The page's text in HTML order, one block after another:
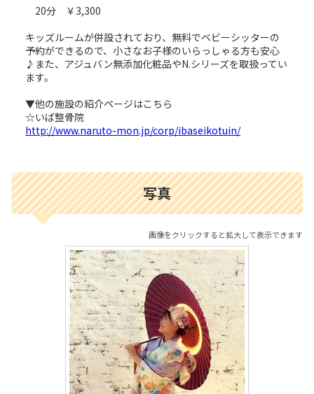
20分 ￥3,300
キッズルームが併設されており、無料でベビーシッターの
予約ができるので、小さなお子様のいらっしゃる方も安心
♪また、アジュバン無添加化粧品やN.シリーズを取扱ってい
ます。
▼他の施設の紹介ページはこちら
☆いば整骨院
http://www.naruto-mon.jp/corp/ibaseikotuin/
写真
画像をクリックすると拡大して表示できます